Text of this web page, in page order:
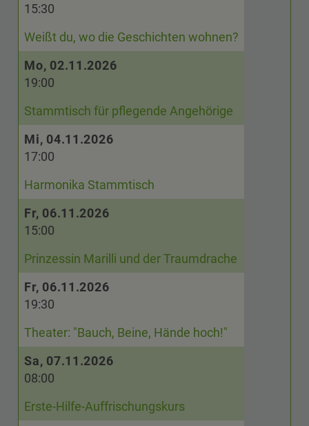
15:30
Weißt du, wo die Geschichten wohnen?
Mo, 02.11.2026
19:00
Stammtisch für pflegende Angehörige
Mi, 04.11.2026
17:00
Harmonika Stammtisch
Fr, 06.11.2026
15:00
Prinzessin Marilli und der Traumdrache
Fr, 06.11.2026
19:30
Theater: "Bauch, Beine, Hände hoch!"
Sa, 07.11.2026
08:00
Erste-Hilfe-Auffrischungskurs